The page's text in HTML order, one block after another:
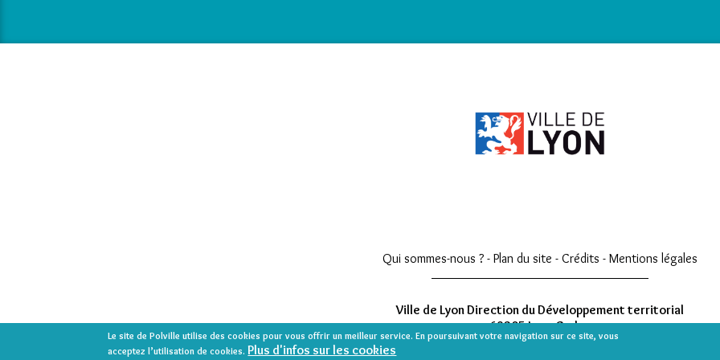
Qui sommes-nous ? - Plan du site - Crédits - Mentions légales
Ville de Lyon Direction du Développement territorial
69205 Lyon Cedex
Tél : 04 26 99 65 51
Le site de Polville utilise des cookies pour vous offrir un meilleur service. En poursuivant votre navigation sur ce site, vous
acceptez l’utilisation de cookies. Plus d'infos sur les cookies